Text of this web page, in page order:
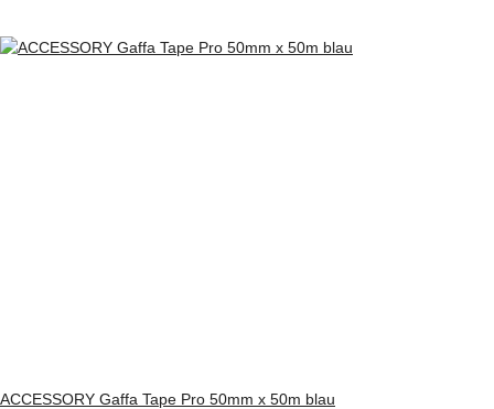
ACCESSORY Gaffa Tape Pro 50mm x 50m blau